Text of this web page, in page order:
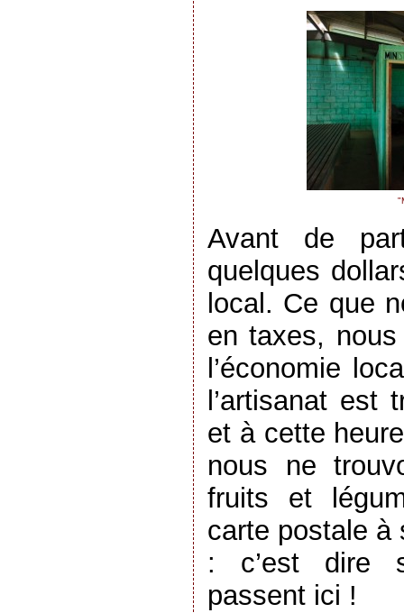
Avant de
quelques
local. Ce que
en taxes,
l’économie
l’artisanat est
et à cette
nous ne
fruits et
carte postale à
: c’est dire
passent ici !